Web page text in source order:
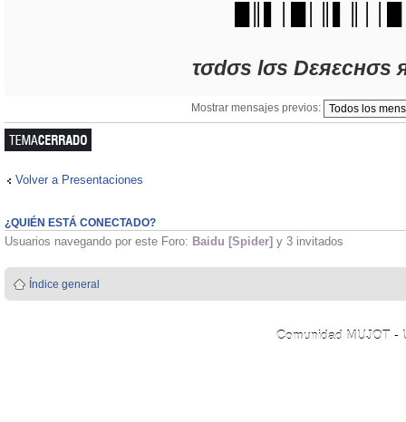
τσdσs lσs Dεяεcнσs
Mostrar mensajes previos:
Tema cerrado
Volver a Presentaciones
¿QUIÉN ESTÁ CONECTADO?
Usuarios navegando por este Foro: Baidu [Spider] y 3 invitados
Índice general
Comunidad MUJOT -